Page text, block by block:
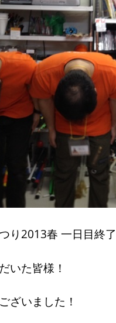
り2013春 一日目終了
いた皆様！
ざいました！